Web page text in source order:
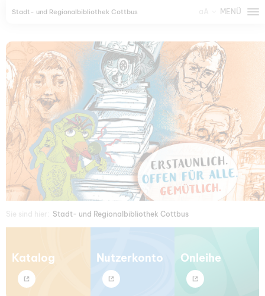
Stadt- und Regionalbibliothek Cottbus MENÜ
Stadt- und Regionalbibliothek Cottbus
Katalog Nutzerkonto Onleihe